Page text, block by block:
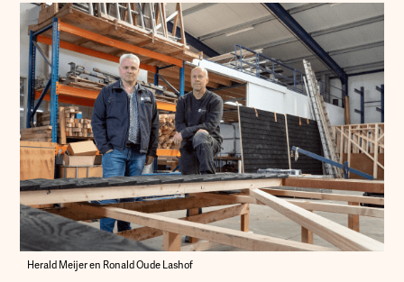
Herald Meijer en Ronald Oude Lashof